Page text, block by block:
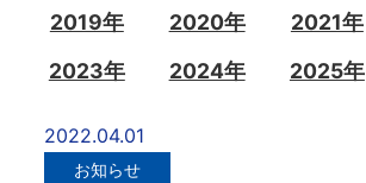
2019年 2020年 2021年
2023年
2024年 2025年
2022.04.01
お知らせ